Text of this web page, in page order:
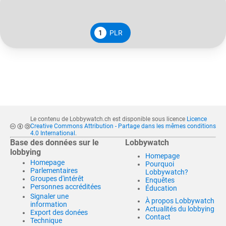
1 PLR
Le contenu de Lobbywatch.ch est disponible sous licence Licence
Creative Commons Attribution - Partage dans les mêmes conditions
4.0 International .
Base des données sur le
lobbying
Homepage
Parlementaires
Groupes d'intérêt
Personnes accréditées
Signaler une
information
Export des donées
Technique
Lobbywatch
Homepage
Pourquoi
Lobbywatch?
Enquêtes
Éducation
À propos Lobbywatch
Actualités du lobbying
Contact